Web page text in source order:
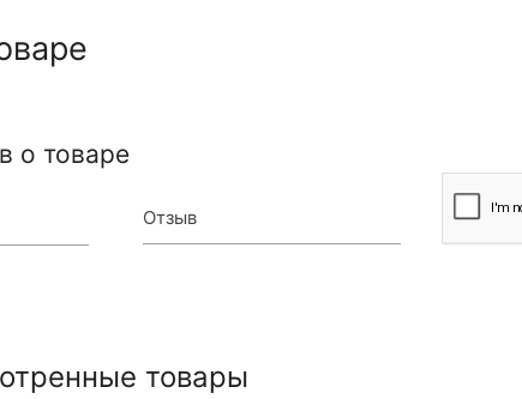
о товаре
Отзыв
товары